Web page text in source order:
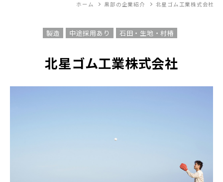
ホーム 黒部の企業紹介 北星ゴム工業株式会社
製造 中途採用あり 石田・生地・村椿
北星ゴム工業株式会社